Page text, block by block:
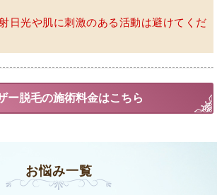
日光や肌に刺激のある活動は避けてくだ
ー脱毛の施術料金はこちら
お悩み一覧